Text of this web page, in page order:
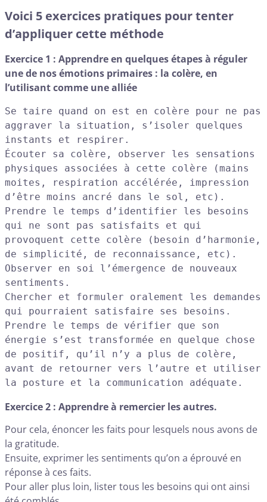
Voici 5 exercices pratiques pour tenter
d’appliquer cette méthode
Exercice 1 : Apprendre en quelques étapes à réguler
une de nos émotions primaires : la colère, en
l’utilisant comme une alliée
Se taire quand on est en colère pour ne pas
aggraver la situation, s’isoler quelques
instants et respirer.
Écouter sa colère, observer les sensations
physiques associées à cette colère (mains
moites, respiration accélérée, impression
d’être moins ancré dans le sol, etc).
Prendre le temps d’identifier les besoins
qui ne sont pas satisfaits et qui
provoquent cette colère (besoin d’harmonie,
de simplicité, de reconnaissance, etc).
Observer en soi l’émergence de nouveaux
sentiments.
Chercher et formuler oralement les demandes
qui pourraient satisfaire ses besoins.
Prendre le temps de vérifier que son
énergie s’est transformée en quelque chose
de positif, qu’il n’y a plus de colère,
avant de retourner vers l’autre et utiliser
la posture et la communication adéquate.
Exercice 2 : Apprendre à remercier les autres.
Pour cela, énoncer les faits pour lesquels nous avons de
la gratitude.
Ensuite, exprimer les sentiments qu’on a éprouvé en
réponse à ces faits.
Pour aller plus loin, lister tous les besoins qui ont ainsi